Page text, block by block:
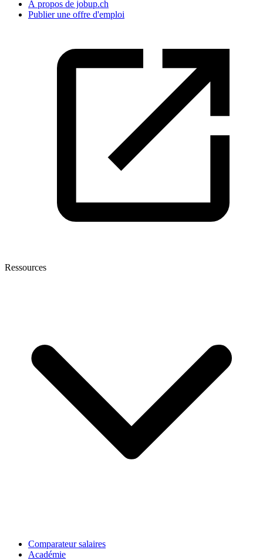
À propos de jobup.ch
Publier une offre d'emploi
Ressources
Comparateur salaires
Académie